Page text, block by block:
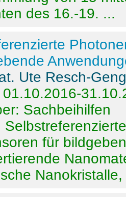
des 16.-19. ...
Ute Resch-
Sachbeihilfen
für